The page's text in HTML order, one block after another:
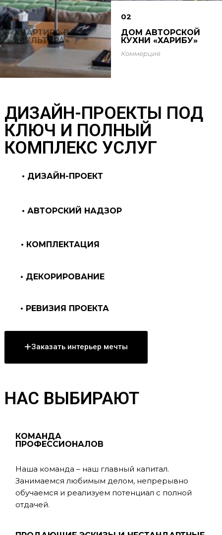
01
КВАРТИРА В ЖК
«КУЛЬТУРА»
Жилые
02
ДОМ АВТОРСКОЙ
КУХНИ «ХАРИБУ»
Коммерция
ДИЗАЙН-ПРОЕКТЫ ПОД
КЛЮЧ И ПОЛНЫЙ
КОМПЛЕКС УСЛУГ
• ДИЗАЙН-ПРОЕКТ
• АВТОРСКИЙ НАДЗОР
• КОМПЛЕКТАЦИЯ
• ДЕКОРИРОВАНИЕ
• РЕВИЗИЯ ПРОЕКТА
Заказать интерьер мечты
НАС ВЫБИРАЮТ
КОМАНДА
ПРОФЕССИОНАЛОВ
Наша команда – наш главный капитал.
Занимаемся любимым делом, непрерывно
обучаемся и реализуем потенциал с полной
отдачей.